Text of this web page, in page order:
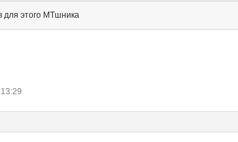
для этого МТшника